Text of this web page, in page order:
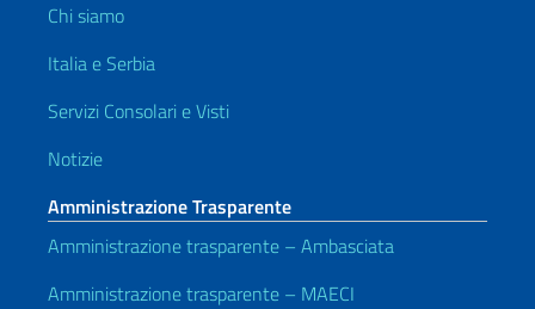
Chi siamo
Italia e Serbia
Servizi Consolari e Visti
Notizie
Amministrazione Trasparente
Amministrazione trasparente – Ambasciata
Amministrazione trasparente – MAECI